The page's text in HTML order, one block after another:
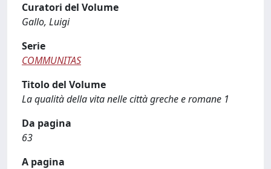
Curatori del Volume
Gallo, Luigi
Serie
COMMUNITAS
Titolo del Volume
La qualità della vita nelle città greche e romane 1
Da pagina
63
A pagina